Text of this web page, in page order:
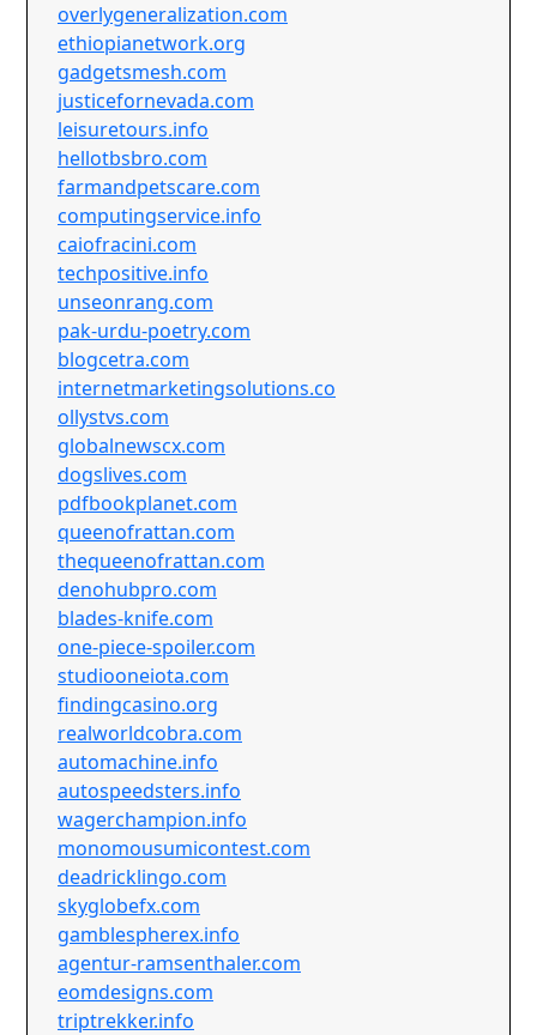
overlygeneralization.com
ethiopianetwork.org
gadgetsmesh.com
justicefornevada.com
leisuretours.info
hellotbsbro.com
farmandpetscare.com
computingservice.info
caiofracini.com
techpositive.info
unseonrang.com
pak-urdu-poetry.com
blogcetra.com
internetmarketingsolutions.co
ollystvs.com
globalnewscx.com
dogslives.com
pdfbookplanet.com
queenofrattan.com
thequeenofrattan.com
denohubpro.com
blades-knife.com
one-piece-spoiler.com
studiooneiota.com
findingcasino.org
realworldcobra.com
automachine.info
autospeedsters.info
wagerchampion.info
monomousumicontest.com
deadricklingo.com
skyglobefx.com
gamblespherex.info
agentur-ramsenthaler.com
eomdesigns.com
triptrekker.info